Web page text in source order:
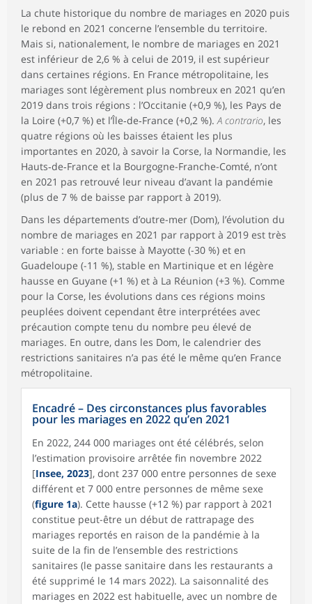
La chute historique du nombre de mariages en 2020 puis
le rebond en 2021 concerne l’ensemble du territoire.
Mais si, nationalement, le nombre de mariages en 2021
est inférieur de 2,6 % à celui de 2019, il est supérieur
dans certaines régions. En France métropolitaine, les
mariages sont légèrement plus nombreux en 2021 qu’en
2019 dans trois régions : l’Occitanie (+0,9 %), les Pays de
la Loire (+0,7 %) et l’Île‑de‑France (+0,2 %).A contrario, les
quatre régions où les baisses étaient les plus
importantes en 2020, à savoir la Corse, la Normandie, les
Hauts‑de‑France et la Bourgogne-Franche-Comté, n’ont
en 2021 pas retrouvé leur niveau d’avant la pandémie
(plus de 7 % de baisse par rapport à 2019).
Dans les départements d’outre-mer (Dom), l’évolution du
nombre de mariages en 2021 par rapport à 2019 est très
variable : en forte baisse à Mayotte (-30 %) et en
Guadeloupe (-11 %), stable en Martinique et en légère
hausse en Guyane (+1 %) et à La Réunion (+3 %). Comme
pour la Corse, les évolutions dans ces régions moins
peuplées doivent cependant être interprétées avec
précaution compte tenu du nombre peu élevé de
mariages. En outre, dans les Dom, le calendrier des
restrictions sanitaires n’a pas été le même qu’en France
métropolitaine.
Encadré – Des circonstances plus favorables
pour les mariages en 2022 qu’en 2021
En 2022, 244 000 mariages ont été célébrés, selon
l’estimation provisoire arrêtée fin novembre 2022
[Insee, 2023], dont 237 000 entre personnes de sexe
différent et 7 000 entre personnes de même sexe
(figure 1a). Cette hausse (+12 %) par rapport à 2021
constitue peut-être un début de rattrapage des
mariages reportés en raison de la pandémie à la
suite de la fin de l’ensemble des restrictions
sanitaires (le passe sanitaire dans les restaurants a
été supprimé le 14 mars 2022). La saisonnalité des
mariages en 2022 est habituelle, avec un nombre de